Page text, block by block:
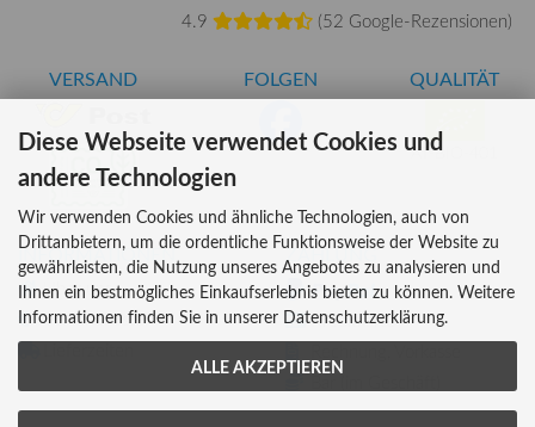
4.9
(52 Google-Rezensionen)
VERSAND FOLGEN QUALITÄT
AT-BIO-401
INFORMATIONEN
Über uns
Versandkosten
Lieferzeiten
ZAHLUNG
Kreditkarte
Bar (im Geschäft)
Diese Webseite verwendet Cookies und
andere Technologien
Wir verwenden Cookies und ähnliche Technologien, auch von
Drittanbietern, um die ordentliche Funktionsweise der Website zu
gewährleisten, die Nutzung unseres Angebotes zu analysieren und
Ihnen ein bestmögliches Einkaufserlebnis bieten zu können. Weitere
Informationen finden Sie in unserer Datenschutzerklärung.
ALLE AKZEPTIEREN